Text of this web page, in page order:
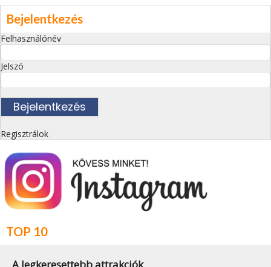
Bejelentkezés
Felhasználónév
Jelszó
Regisztrálok
TOP 10